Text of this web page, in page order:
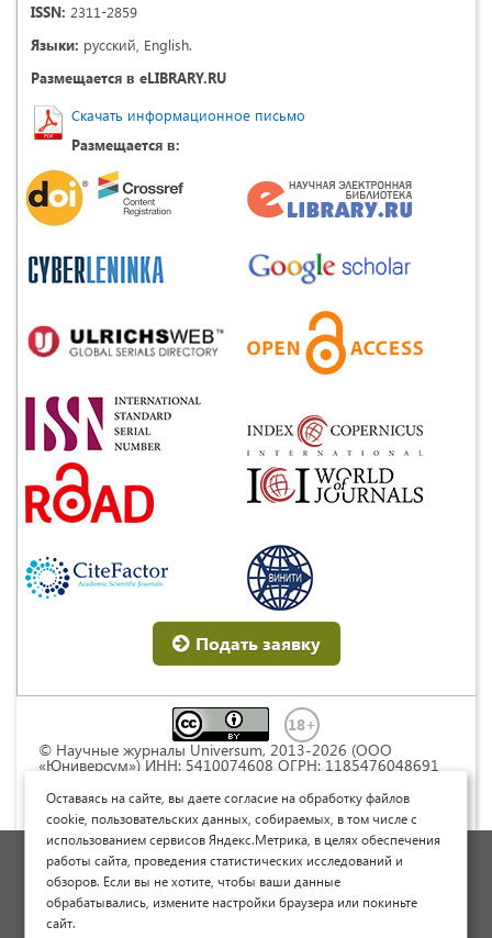
ISSN: 2311-2859
Языки: русский, English.
Размещается в eLIBRARY.RU
Скачать информационное письмо
Размещается в:
Подать заявку
© Научные журналы Universum, 2013-2026 (ООО
«Юниверсум») ИНН: 5410074608 ОГРН: 1185476048691
Commons « Attribution» («Атрибуция») 4.0
Непортированная
Политика обработки персональных данных
Договор оферты
Опубликовать научную статью
Оставаясь на сайте, вы даете согласие на обработку файлов
cookie, пользовательских данных, собираемых, в том числе с
использованием сервисов Яндекс.Метрика, в целях обеспечения
работы сайта, проведения статистических исследований и
обзоров. Если вы не хотите, чтобы ваши данные
обрабатывались, измените настройки браузера или покиньте
сайт.